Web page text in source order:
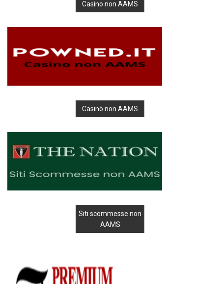
Casino non AAMS
Casinò non AAMS
Siti scommesse non
AAMS